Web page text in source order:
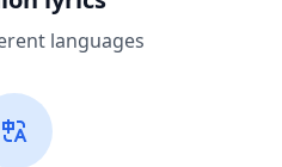
languages